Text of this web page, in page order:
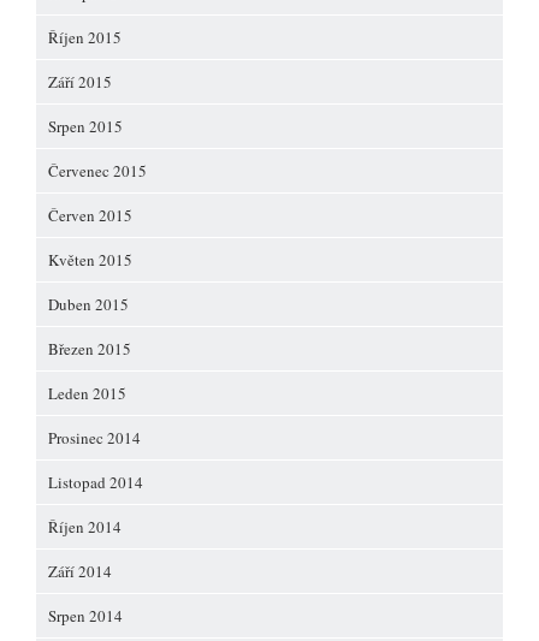
Říjen 2015
Září 2015
Srpen 2015
Červenec 2015
Červen 2015
Květen 2015
Duben 2015
Březen 2015
Leden 2015
Prosinec 2014
Listopad 2014
Říjen 2014
Září 2014
Srpen 2014